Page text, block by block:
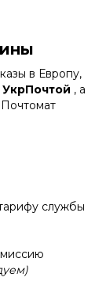
в Европу,
УкрПочтой , а
службы